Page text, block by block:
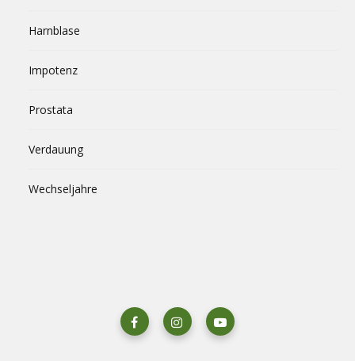
Harnblase
Impotenz
Prostata
Verdauung
Wechseljahre